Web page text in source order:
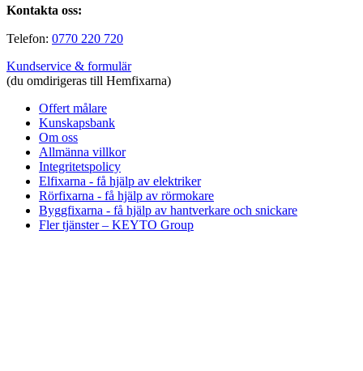
Kontakta oss:
Telefon: 0770 220 720
Kundservice & formulär
(du omdirigeras till Hemfixarna)
Offert målare
Kunskapsbank
Om oss
Allmänna villkor
Integritetspolicy
Elfixarna - få hjälp av elektriker
Rörfixarna - få hjälp av rörmokare
Byggfixarna - få hjälp av hantverkare och snickare
Fler tjänster – KEYTO Group